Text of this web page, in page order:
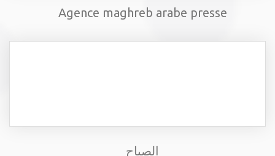
Agence maghreb arabe presse
الصباح